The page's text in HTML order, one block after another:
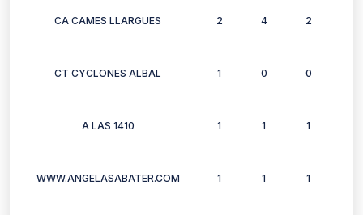
CA CAMES LLARGUES 2 4 2
CT CYCLONES ALBAL 1 0 0
A LAS 1410 1 1 1
WWW.ANGELASABATER.COM 1 1 1